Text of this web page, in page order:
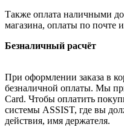
Также оплата наличными
магазина, оплаты по почте
Безналичный расчёт
При оформлении заказа в
безналичной оплаты. Мы
Card. Чтобы оплатить
системы ASSIST, где вы
действия, имя держателя.